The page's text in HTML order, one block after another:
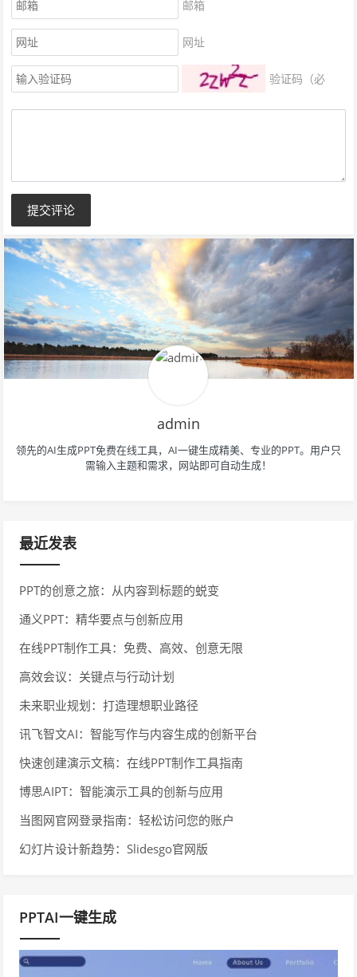
邮箱
网址
验证码（必
填）
提交评论
admin
领先的AI生成PPT免费在线工具，AI一键生成精美、专业的PPT。用户只
需输入主题和需求，网站即可自动生成！
最近发表
PPT的创意之旅：从内容到标题的蜕变
通义PPT：精华要点与创新应用
在线PPT制作工具：免费、高效、创意无限
高效会议：关键点与行动计划
未来职业规划：打造理想职业路径
讯飞智文AI：智能写作与内容生成的创新平台
快速创建演示文稿：在线PPT制作工具指南
博思AIPT：智能演示工具的创新与应用
当图网官网登录指南：轻松访问您的账户
幻灯片设计新趋势：Slidesgo官网版
PPTAI一键生成